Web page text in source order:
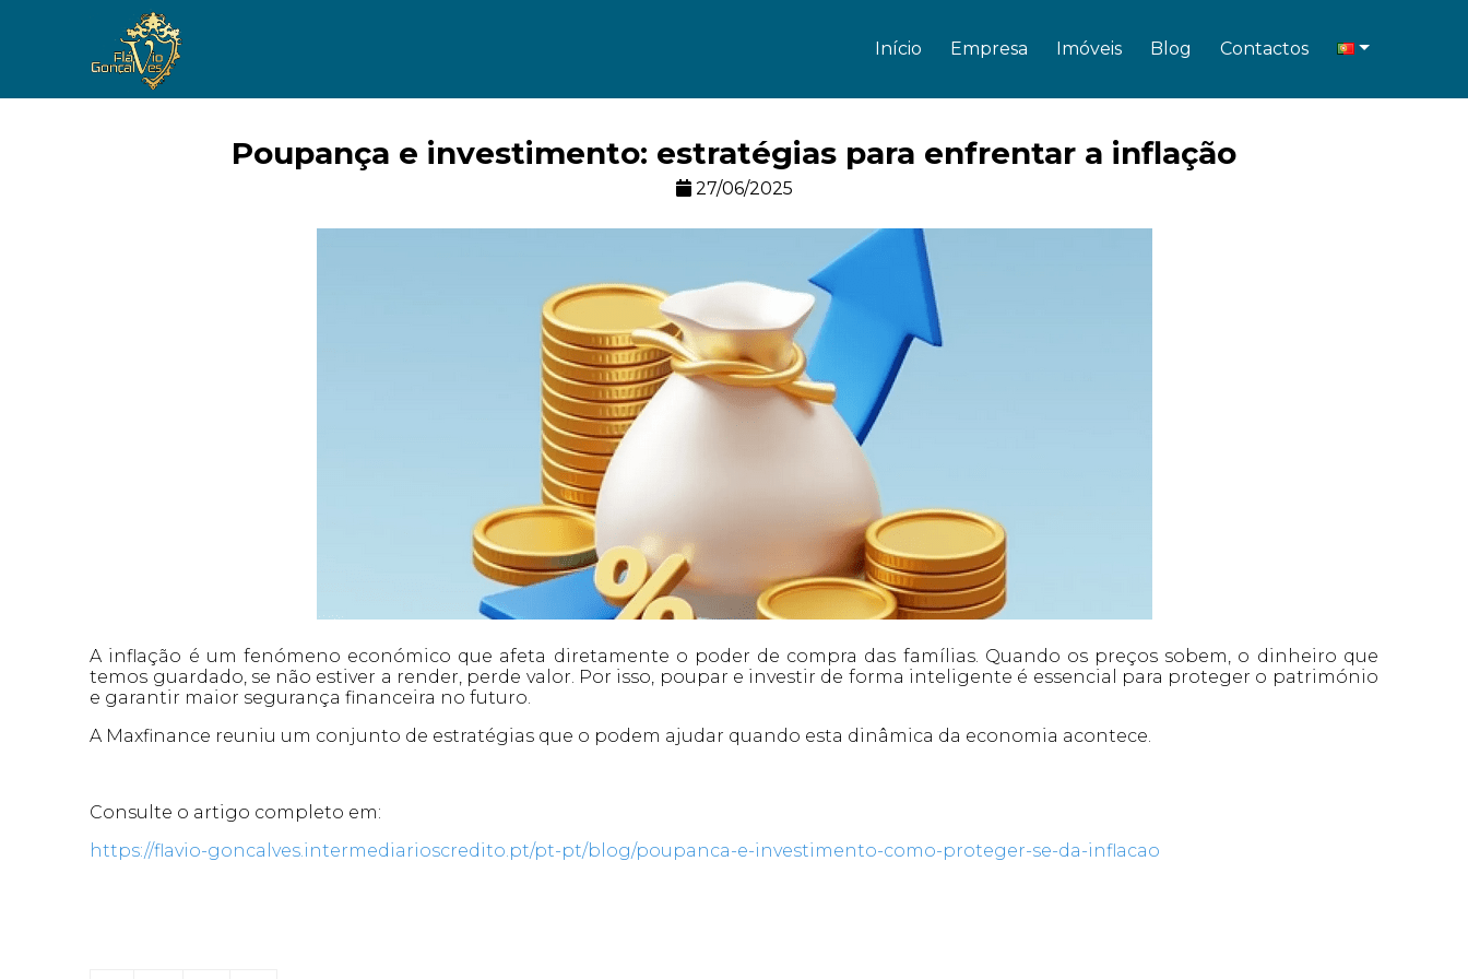
Início Empresa Imóveis Blog Contactos
Poupança e investimento: estratégias para enfrentar a inflação
27/06/2025
A inflação é um fenómeno económico que afeta diretamente o poder de compra das famílias. Quando os preços sobem, o dinheiro que
temos guardado, se não estiver a render, perde valor. Por isso, poupar e investir de forma inteligente é essencial para proteger o património
e garantir maior segurança financeira no futuro.
A Maxfinance reuniu um conjunto de estratégias que o podem ajudar quando esta dinâmica da economia acontece.
Consulte o artigo completo em:
https://flavio-goncalves.intermediarioscredito.pt/pt-pt/blog/poupanca-e-investimento-como-proteger-se-da-inflacao